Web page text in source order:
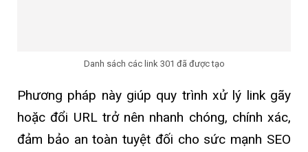
Danh sách các link 301 đã được tạo
Phương pháp này giúp quy trình xử lý link gãy
hoặc đổi URL trở nên nhanh chóng, chính xác,
đảm bảo an toàn tuyệt đối cho sức mạnh SEO